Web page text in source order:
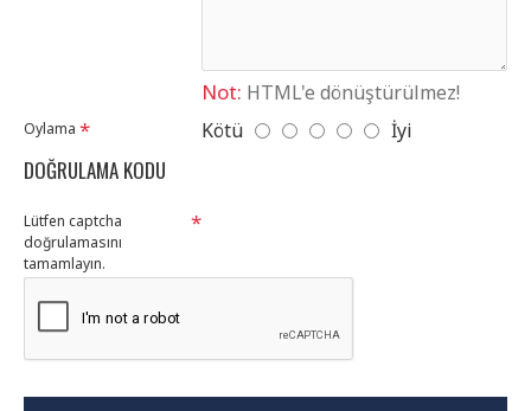
Not: HTML'e dönüştürülmez!
Oylama Kötü İyi
DOĞRULAMA KODU
Lütfen captcha
doğrulamasını
tamamlayın.